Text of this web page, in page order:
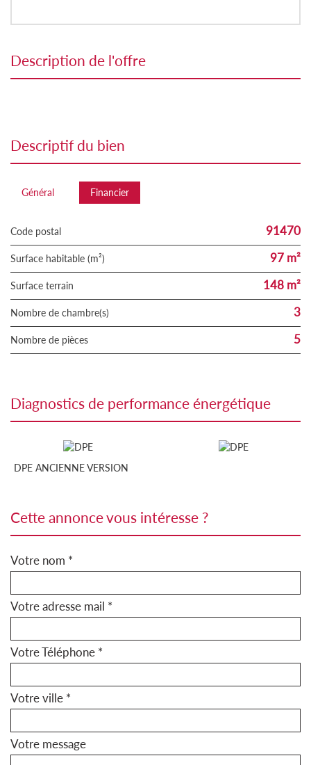
description de l'offre
descriptif du bien
Général Financier
Code postal 91470
Surface habitable (m²) 97 m²
surface terrain 148 m²
Nombre de chambre(s) 3
Nombre de pièces 5
diagnostics de performance énergétique
DPE ANCIENNE VERSION
cette annonce vous intéresse ?
Votre nom *
Votre adresse mail *
Votre Téléphone *
Votre ville *
Votre message